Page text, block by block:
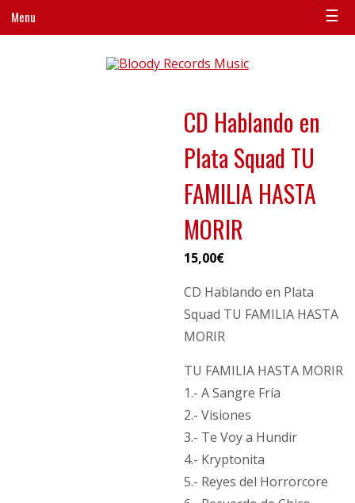
Menu ☰
CD Hablando en
Plata Squad TU
FAMILIA HASTA
MORIR
15,00€
CD Hablando en Plata
Squad TU FAMILIA HASTA
MORIR
TU FAMILIA HASTA MORIR
1.- A Sangre Fría
2.- Visiones
3.- Te Voy a Hundir
4.- Kryptonita
5.- Reyes del Horrorcore